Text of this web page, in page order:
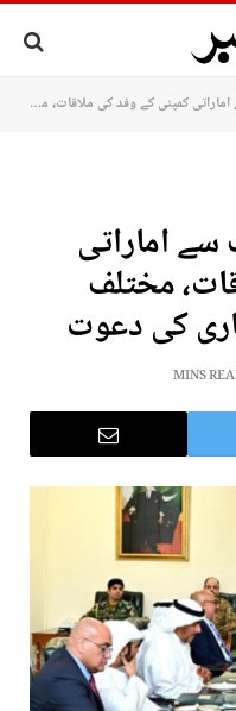
وفد کی ملاقات، مختلف سیکٹرز میں سرمایہ کاری کی دعوت
اماراتی
مختلف
کی دعوت